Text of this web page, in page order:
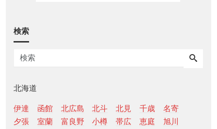
検索
北海道
伊達 函館 北広島 北斗 北見 千歳
名寄
夕張
室蘭 富良野 小樽 帯広 恵庭
旭川